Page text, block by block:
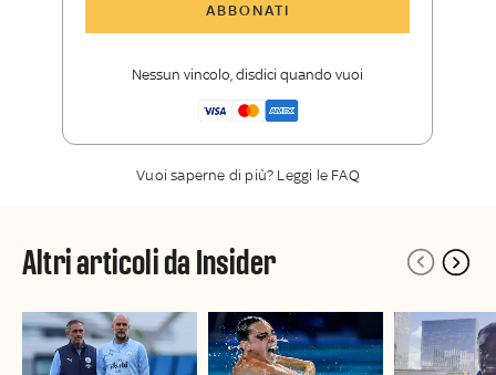
Sport
La newsletter esclusiva di Sky Sport
ABBONATI
Nessun vincolo, disdici quando vuoi
Vuoi saperne di più? Leggi le FAQ
Altri articoli da Insider